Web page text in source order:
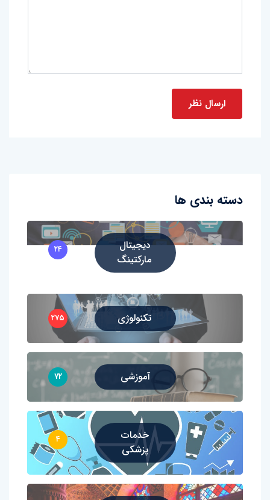
دسته بندی ها
دیجیتال
مارکتینگ
۲۴
تکنولوژی ۲۷۵
آموزشی ۷۲
خدمات
پزشکی
۴